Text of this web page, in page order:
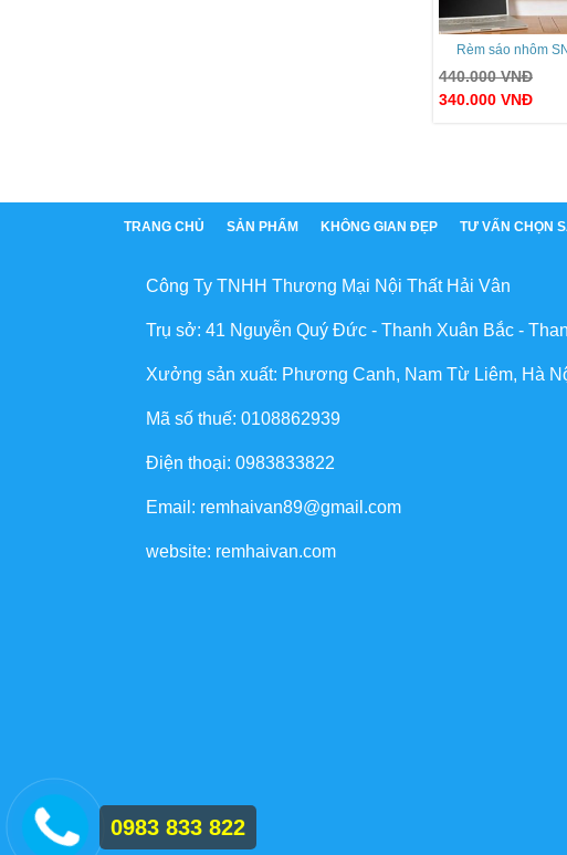
Rèm sáo nhôm
440.000VNĐ
340.000 VNĐ
TRANG CHỦ SẢN PHẨM KHÔNG GIAN ĐẸP TƯ VẤN CHỌN
Công Ty TNHH Thương Mại Nội Thất Hải Vân
Trụ sở: 41 Nguyễn Quý Đức - Thanh Xuân Bắc -
Xưởng sản xuất: Phương Canh, Nam Từ Liêm, Hà
Mã số thuế: 0108862939
Điện thoại: 0983833822
Email: remhaivan89@gmail.com
website: remhaivan.com
0983 833 822